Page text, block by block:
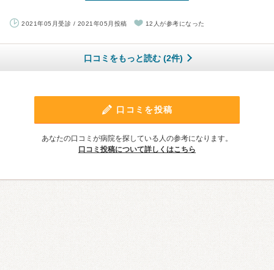
2021年05月受診 / 2021年05月投稿 12人が参考になった
口コミをもっと読む (2件)
口コミを投稿
あなたの口コミが病院を探している人の参考になります。
口コミ投稿について詳しくはこちら